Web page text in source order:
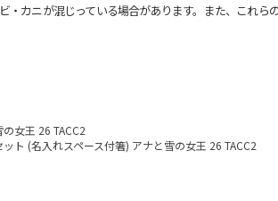
ニが混じっている場合があります。また、これら
女王 26 TACC2
ト (名入れスペース付箸) アナと雪の女王 26 TACC2